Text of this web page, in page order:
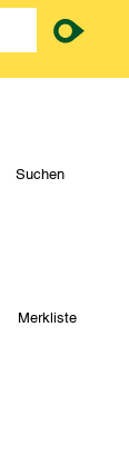
Suchen
Merkliste